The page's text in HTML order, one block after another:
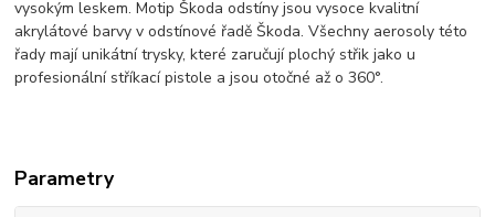
vysokým leskem. Motip Škoda odstíny jsou vysoce kvalitní
akrylátové barvy v odstínové řadě Škoda. Všechny aerosoly této
řady mají unikátní trysky, které zaručují plochý střik jako u
profesionální stříkací pistole a jsou otočné až o 360°.
Parametry